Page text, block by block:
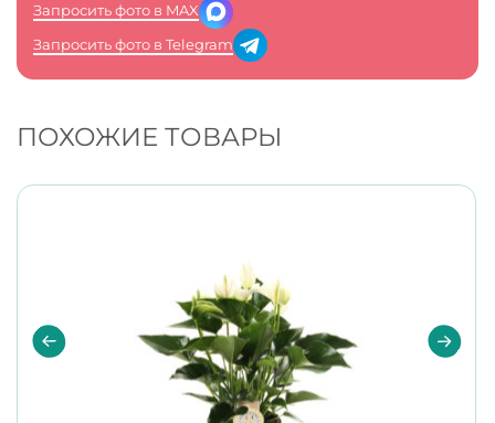
Запросить фото в MAX
Запросить фото в Telegram
ПОХОЖИЕ ТОВАРЫ